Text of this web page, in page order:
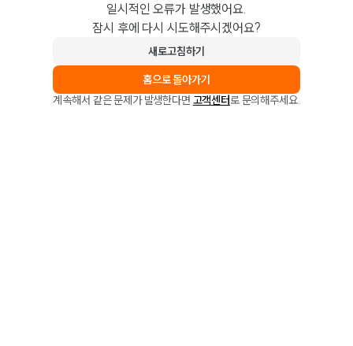
일시적인 오류가 발생했어요.
잠시 후에 다시 시도해주시겠어요?
새로고침하기
홈으로 돌아가기
계속해서 같은 문제가 발생한다면 고객센터로 문의해주세요.